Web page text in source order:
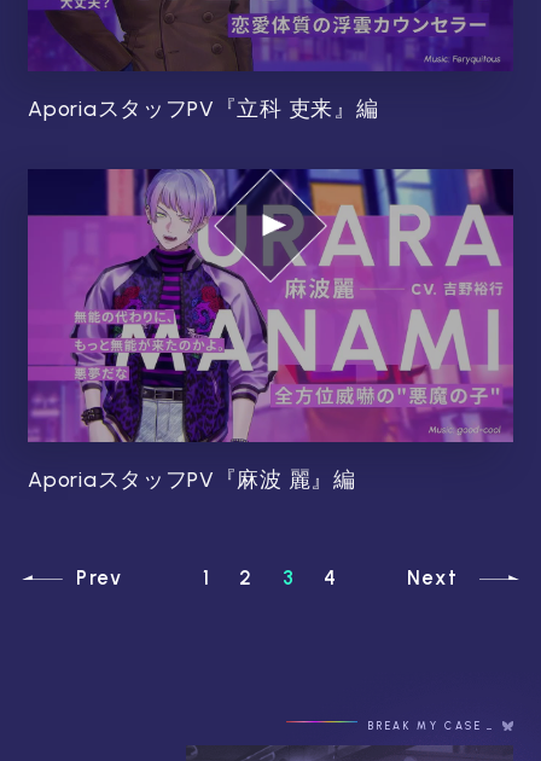
AporiaスタッフPV『立科 吏来』編
AporiaスタッフPV『麻波 麗』編
Prev 1 2 3 4 Next
BREAK MY CASE